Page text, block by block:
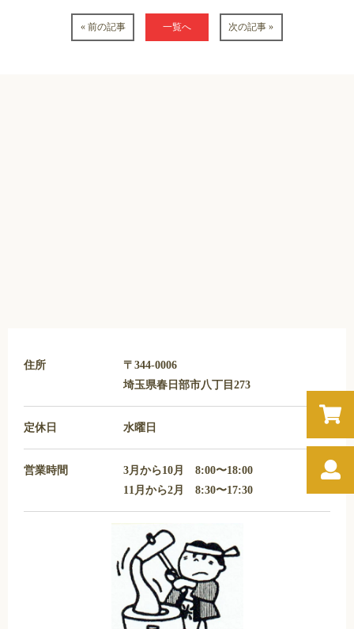
« 前の記事 一覧へ 次の記事 »
住所
〒344-0006
埼玉県春日部市八丁目273
定休日 水曜日
営業時間
3月から10月 8:00〜18:00
11月から2月 8:30〜17:30